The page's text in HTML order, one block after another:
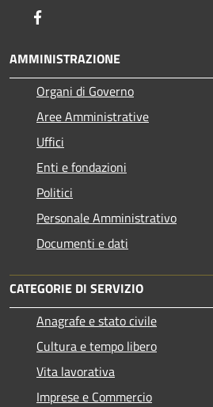
AMMINISTRAZIONE
Organi di Governo
Aree Amministrative
Uffici
Enti e fondazioni
Politici
Personale Amministrativo
Documenti e dati
CATEGORIE DI SERVIZIO
Anagrafe e stato civile
Cultura e tempo libero
Vita lavorativa
Imprese e Commercio